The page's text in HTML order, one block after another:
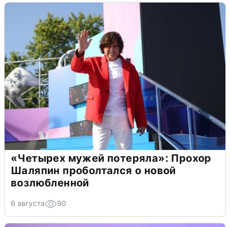
«Четырех мужей потеряла»: Прохор
Шаляпин проболтался о новой
возлюбленной
6 августа 90